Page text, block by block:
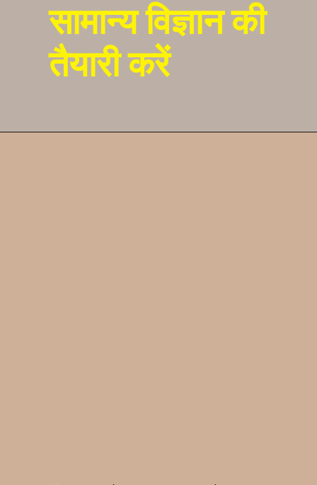
सामान्य विज्ञान की
तैयारी करें